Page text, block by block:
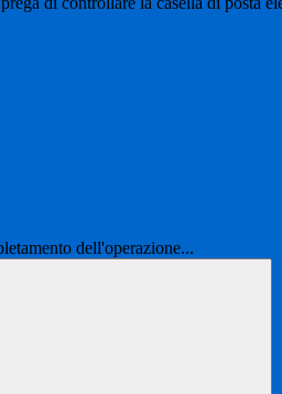
dell'operazione...